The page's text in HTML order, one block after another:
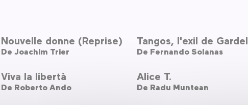
Nouvelle donne (Reprise)
De Joachim Trier
Viva la libertà
De Roberto Ando
Tangos, l'exil de Gardel
De Fernando Solanas
Alice T.
De Radu Muntean